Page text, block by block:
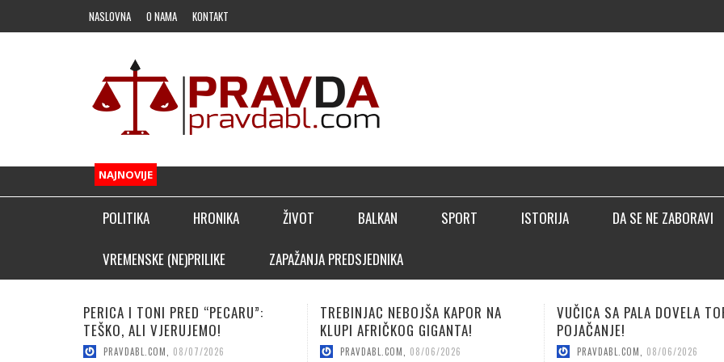
NASLOVNA O NAMA KONTAKT
NAJNOVIJE ▣
POLITIKA HRONIKA ŽIVOT BALKAN SPORT
FUDBAL
KLADIONIČARSKI KUTAK
ISTORIJA DA SE NE ZABORAVI
VREMENSKE (NE)PRILIKE ZAPAŽANJA PREDSJEDNIKA
TREBINJAC NEBOJŠA KAPOR NA
KLUPI AFRIČKOG GIGANTA!
PRAVDABL.COM 08/06/2026
VUČICA SA PALA DOVELA TOP
POJAČANJE!
PRAVDABL.COM 08/06/2026
LUČIĆ: BIĆEMO BOLJI NEGO
SEZONE!
PRAVDABL.COM 08/04/2026